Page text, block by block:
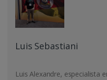
Luis Sebastiani
Luis Alexandre, especialista